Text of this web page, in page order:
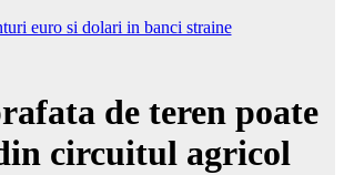
de teren poate
circuitul agricol